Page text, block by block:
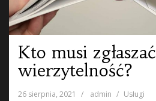
Kto musi zgłaszać
wierzytelność?
26 sierpnia, 2021 admin Usługi